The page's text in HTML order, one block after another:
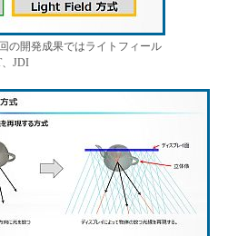
の開発成果ではライトフィール
JDI